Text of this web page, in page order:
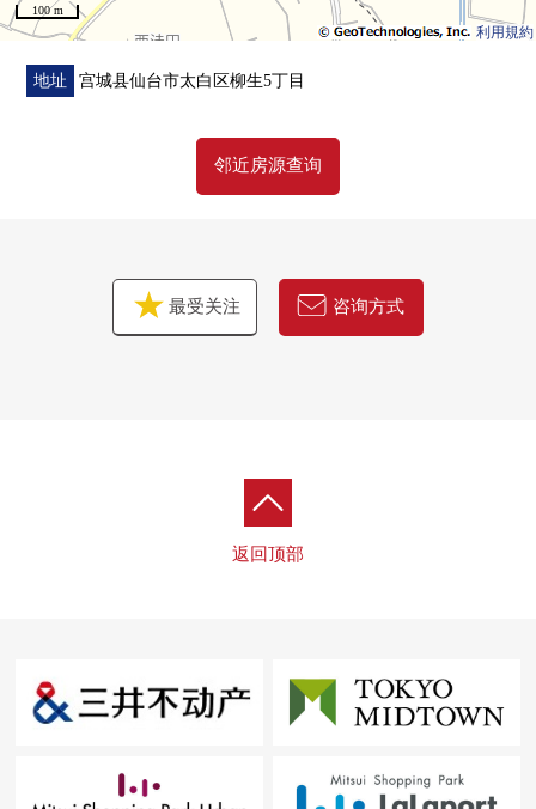
利用規約
100 m
地址 宫城县仙台市太白区柳生5丁目
邻近房源查询
最受关注 咨询方式
返回顶部